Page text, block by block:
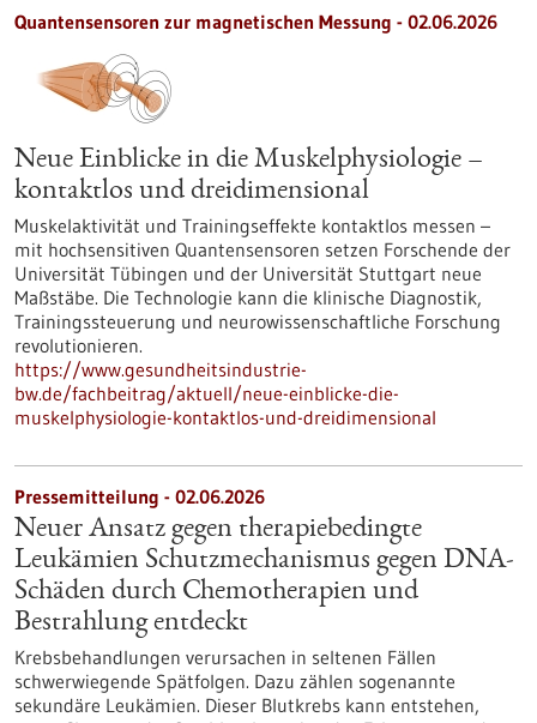
Quantensensoren zur magnetischen Messung - 02.06.2026
Neue Einblicke in die Muskelphysiologie –
kontaktlos und dreidimensional
Muskelaktivität und Trainingseffekte kontaktlos messen –
mit hochsensitiven Quantensensoren setzen Forschende der
Universität Tübingen und der Universität Stuttgart neue
Maßstäbe. Die Technologie kann die klinische Diagnostik,
Trainingssteuerung und neurowissenschaftliche Forschung
revolutionieren.
https://www.gesundheitsindustrie-
bw.de/fachbeitrag/aktuell/neue-einblicke-die-
muskelphysiologie-kontaktlos-und-dreidimensional
Pressemitteilung - 02.06.2026
Neuer Ansatz gegen therapiebedingte
Leukämien Schutzmechanismus gegen DNA-
Schäden durch Chemotherapien und
Bestrahlung entdeckt
Krebsbehandlungen verursachen in seltenen Fällen
schwerwiegende Spätfolgen. Dazu zählen sogenannte
sekundäre Leukämien. Dieser Blutkrebs kann entstehen,